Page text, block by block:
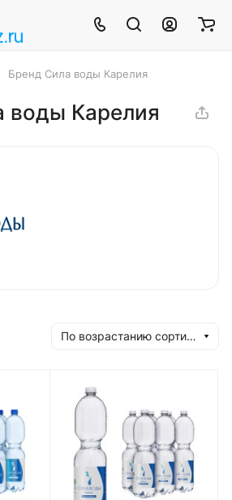
Бренд Сила воды Карелия
воды Карелия
По возрастанию сортировки